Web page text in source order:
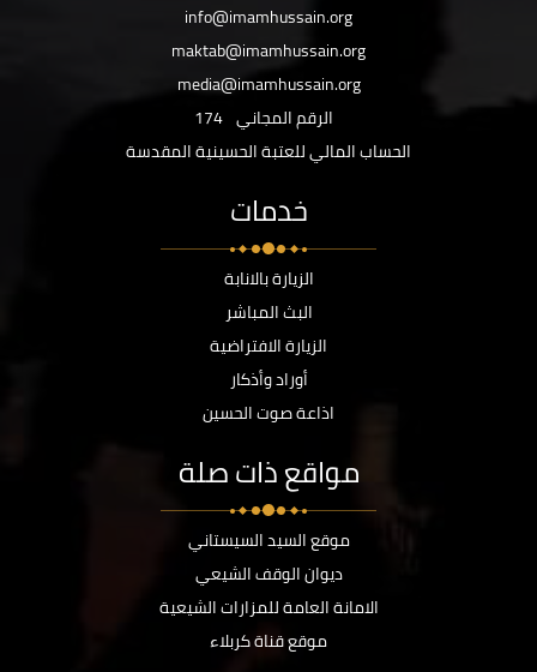
info@imamhussain.org
maktab@imamhussain.org
media@imamhussain.org
الرقم المجاني 174
الحساب المالي للعتبة الحسينية المقدسة
خدمات
الزيارة بالانابة
البث المباشر
الزيارة الافتراضية
أوراد وأذكار
اذاعة صوت الحسين
مواقع ذات صلة
موقع السيد السيستاني
ديوان الوقف الشيعي
الامانة العامة للمزارات الشيعية
موقع قناة كربلاء